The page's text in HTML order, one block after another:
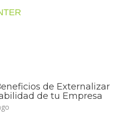
de Externalizar
de tu Empresa